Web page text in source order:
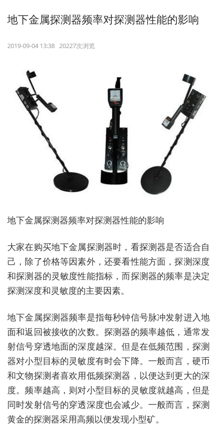
地下金属探测器频率对探测器性能的影响
2019-09-04 13:38 20227次浏览
地下金属探测器频率对探测器性能的影响
大家在购买地下金属探测器时，看探测器是否适合自
己，除了价格等因素外，还要看性能方面，探测深度
和探测器的灵敏度性能指标，而探测器的频率是决定
探测深度和灵敏度的主要因素。
地下金属探测器频率是指每秒钟信号脉冲发射进入地
面和返回被接收的次数。探测器的频率越低，通常发
射信号穿透地面的深度越深。但是在低频范围，探测
器对小型目标的灵敏度有时会下降。一般而言，硬币
和文物探测者喜欢用低频探测器，以便达到更大的深
度。频率越高，则对小型目标的灵敏度就越高，但是
同时发射信号的穿透深度也会减少。一般而言，探测
黄金的探测器采用高频以便发现小型矿。